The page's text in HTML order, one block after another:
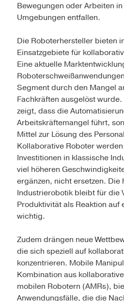
Bewegungen oder Arbeiten
Umgebungen entfallen.
Die Roboterhersteller bieten
Einsatzgebiete für
Eine aktuelle
Segment durch den Mangel
Fachkräften ausgelöst
zeigt, dass die
Arbeitskräftemangel führt,
Mittel zur Lösung des
Kollaborative Roboter
Investitionen in klassische
viel höheren
ergänzen, nicht ersetzen. Die
Industrierobotik bleibt für die
Produktivität als Reaktion auf
wichtig.
Zudem drängen neue
die sich speziell auf
konzentrieren. Mobile
Kombination aus
mobilen Robotern (AMRs),
Anwendungsfälle, die die